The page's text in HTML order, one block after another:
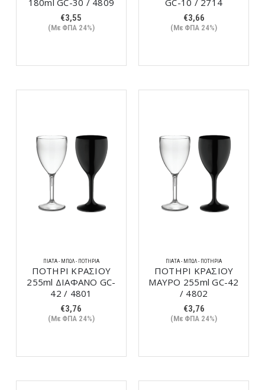
180ml GC-30 / 4809
€3,55
(Με ΦΠΑ 24%)
GC-10 / 2714
€3,66
(Με ΦΠΑ 24%)
ΠΙΆΤΑ - ΜΠΩΛ - ΠΟΤΉΡΙΑ
ΠΟΤΗΡΙ ΚΡΑΣΙΟΥ
255ml ΔΙΑΦΑΝΟ GC-
42 / 4801
€3,76
(Με ΦΠΑ 24%)
ΠΙΆΤΑ - ΜΠΩΛ - ΠΟΤΉΡΙΑ
ΠΟΤΗΡΙ ΚΡΑΣΙΟΥ
ΜΑΥΡΟ 255ml GC-42
/ 4802
€3,76
(Με ΦΠΑ 24%)